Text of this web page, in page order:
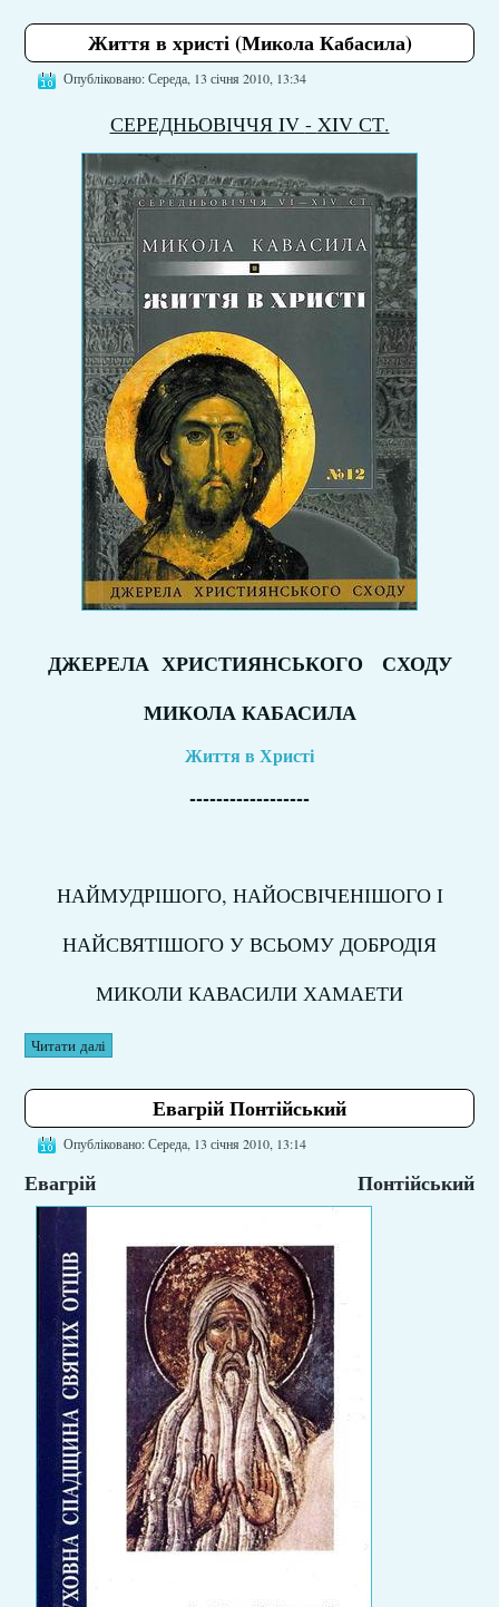
Життя в христі (Микола Кабасила)
Опубліковано: Середа, 13 січня 2010, 13:34
СЕРЕДНЬОВІЧЧЯ IV - XIV СТ.
ДЖЕРЕЛА ХРИСТИЯНСЬКОГО СХОДУ
МИКОЛА КАБАСИЛА
Життя в Христі
------------------
НАЙМУДРІШОГО, НАЙОСВІЧЕНІШОГО І
НАЙСВЯТІШОГО У ВСЬОМУ ДОБРОДІЯ
МИКОЛИ КАВАСИЛИ ХАМАЕТИ
Читати далі
Евагрій Понтійський
Опубліковано: Середа, 13 січня 2010, 13:14
Евагрій Понтійський